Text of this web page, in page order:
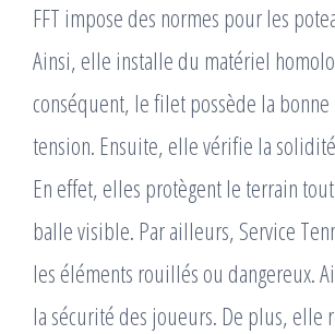
FFT impose des normes pour les
Ainsi, elle installe du matériel
conséquent, le filet possède la
tension. Ensuite, elle vérifie la
En effet, elles protègent le terrain
balle visible. Par ailleurs, Service
les éléments rouillés ou dangereux.
la sécurité des joueurs. De plus, elle